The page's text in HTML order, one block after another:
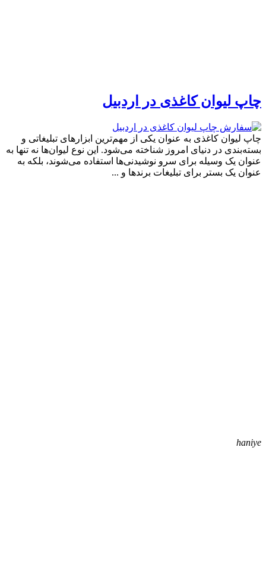
چاپ لیوان کاغذی در اردبیل
چاپ لیوان کاغذی به عنوان یکی از مهم‌ترین ابزارهای تبلیغاتی و
بسته‌بندی در دنیای امروز شناخته می‌شود. این نوع لیوان‌ها نه تنها به
عنوان یک وسیله برای سرو نوشیدنی‌ها استفاده می‌شوند، بلکه به
عنوان یک بستر برای تبلیغات برندها و ...
haniye